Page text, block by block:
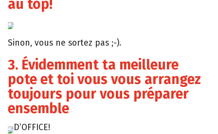
au top!
Magazine
Sinon, vous ne sortez pas ;-).
3. Évidemment ta meilleure
pote et toi vous vous arrangez
toujours pour vous préparer
ensemble
Tumblr
D’OFFICE!